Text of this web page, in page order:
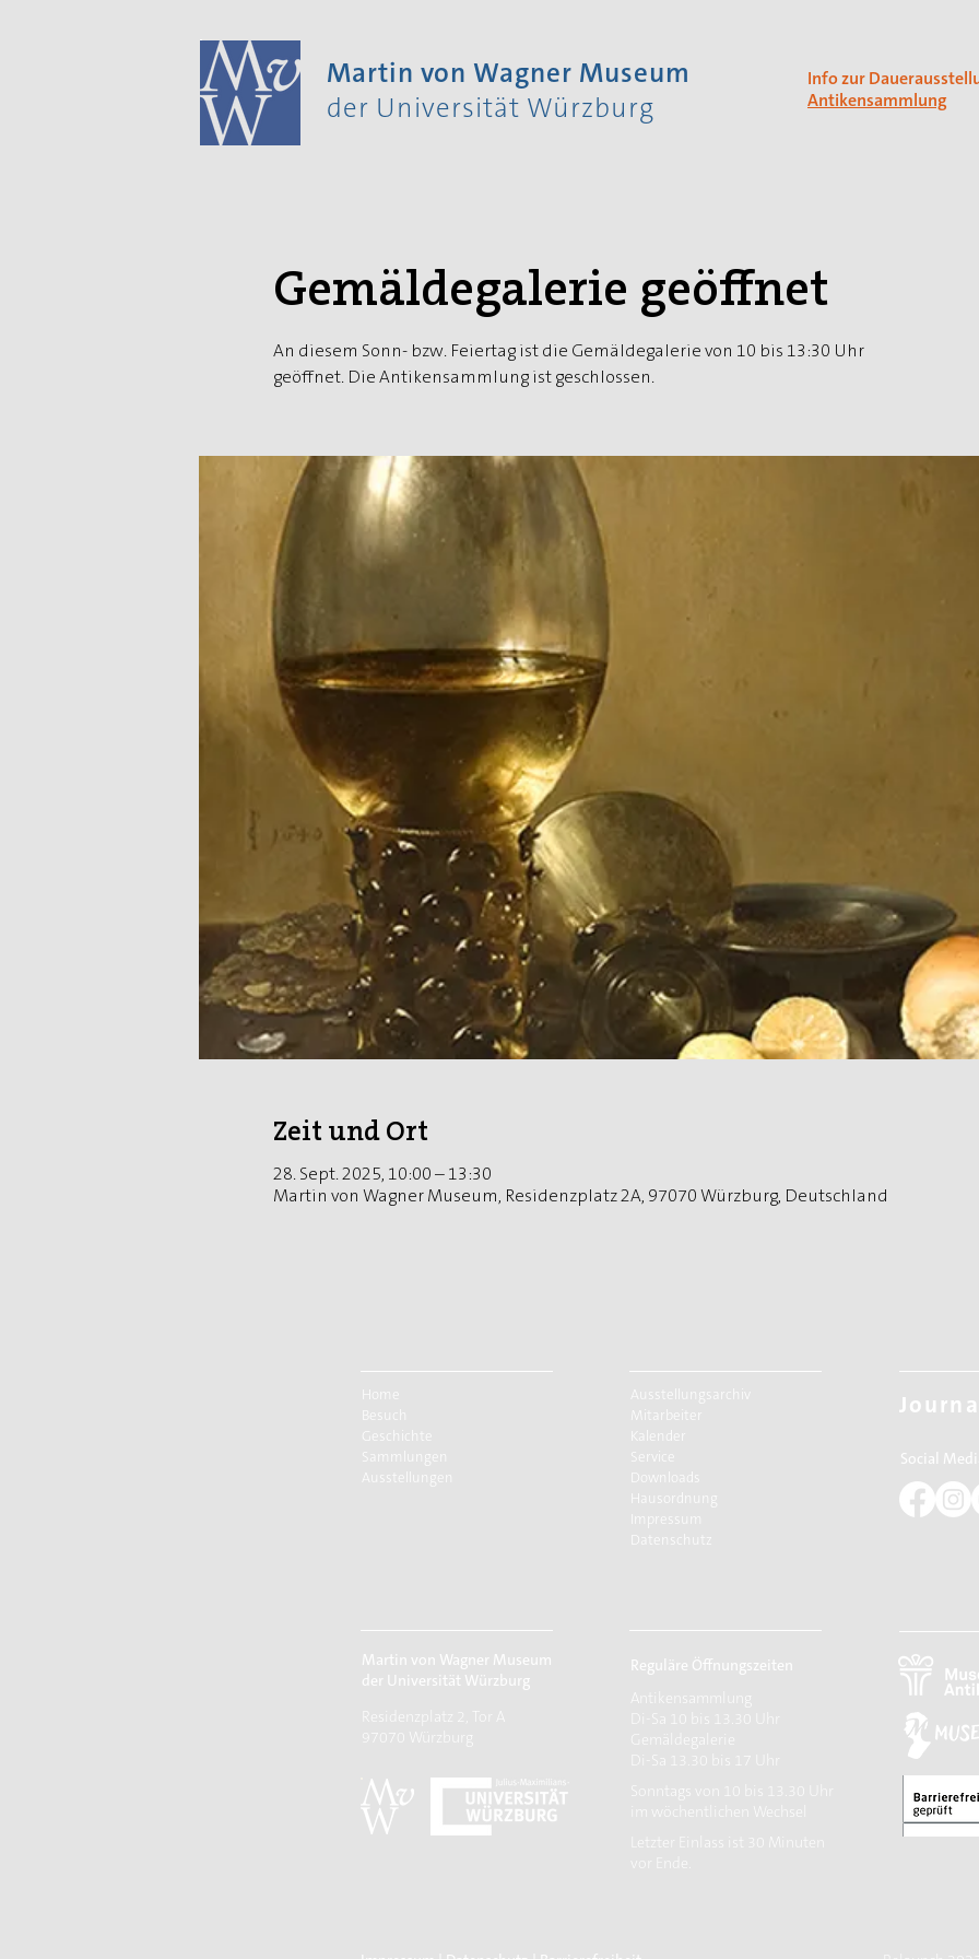
Martin von Wagner Museum
der Universität Würzburg
Info zur
Antikensammlung
Gemäldegalerie geöffnet
An diesem Sonn- bzw. Feiertag ist die Gemäldegalerie von 10 bis 13:30 Uhr
geöffnet. Die Antikensammlung ist geschlossen.
Zeit und Ort
28. Sept. 2025, 10:00 – 13:30
Martin von Wagner Museum, Residenzplatz 2A, 97070 Würzburg, Deutschland
Home
Geschichte
Sammlungen
Ausstellungen
Ausstellungsarchiv
Mitarbeiter
Kalender
Downloads
Hausordnung
Datenschutz
Social
Martin von Wagner Museum
der Universität Würzburg
Residenzplatz 2, Tor A
97070 Würzburg
Reguläre Öffnungszeiten
Antikensammlung
Gemäldegalerie
Sonntags von 10 bis 13.30 Uhr
im wöchentlichen Wechsel
​Letzter Einlass ist 30 Minuten